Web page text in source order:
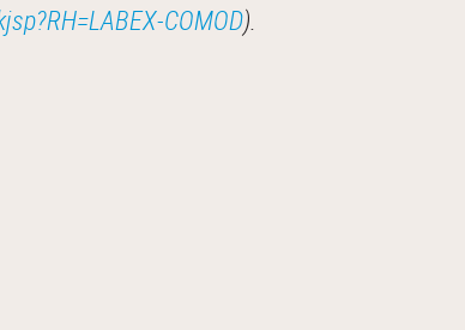
COMOD).